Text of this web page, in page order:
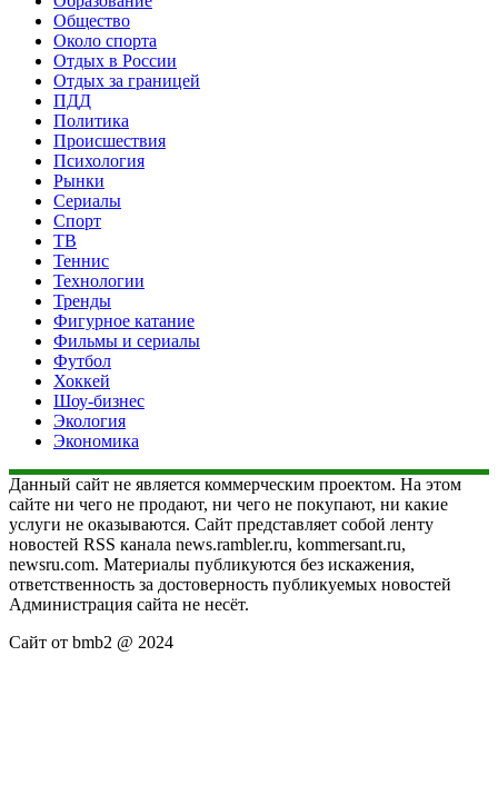
Общество
Около спорта
Отдых в России
Отдых за границей
ПДД
Политика
Происшествия
Психология
Рынки
Сериалы
Спорт
ТВ
Теннис
Технологии
Тренды
Фигурное катание
Фильмы и сериалы
Футбол
Хоккей
Шоу-бизнес
Экология
Экономика
Данный сайт не является коммерческим проектом. На этом
сайте ни чего не продают, ни чего не покупают, ни какие
услуги не оказываются. Сайт представляет собой ленту
новостей RSS канала news.rambler.ru, kommersant.ru,
newsru.com. Материалы публикуются без искажения,
ответственность за достоверность публикуемых новостей
Администрация сайта не несёт.
Сайт от bmb2 @ 2024